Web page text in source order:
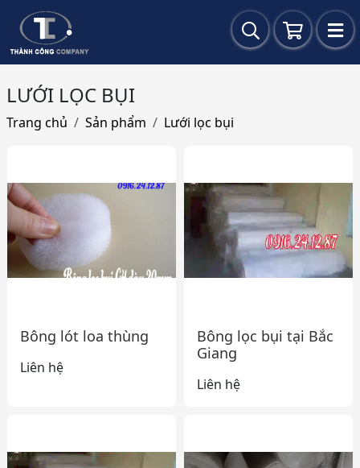
LƯỚI LỌC BỤI
Trang chủ Sản phẩm Lưới lọc bụi
Bông lót loa thùng
Liên hệ
Bông lọc bụi tại Bắc
Giang
Liên hệ